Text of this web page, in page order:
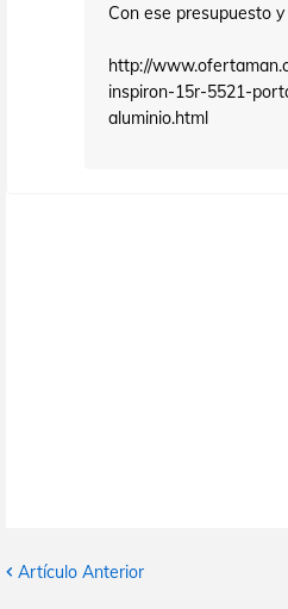
Con ese presupuesto
http://
inspiron-15r-5521-
aluminio.html
Artículo Anterior